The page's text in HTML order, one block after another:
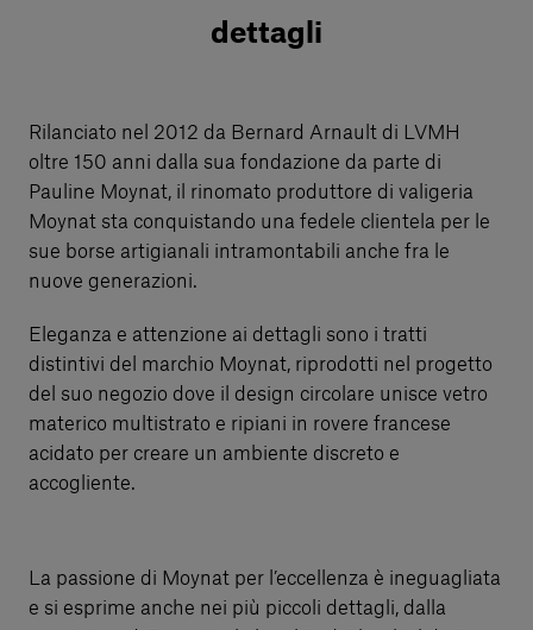
dettagli
Rilanciato nel 2012 da Bernard Arnault di LVMH
oltre 150 anni dalla sua fondazione da parte di
Pauline Moynat, il rinomato produttore di valigeria
Moynat sta conquistando una fedele clientela per le
sue borse artigianali intramontabili anche fra le
nuove generazioni.
Eleganza e attenzione ai dettagli sono i tratti
distintivi del marchio Moynat, riprodotti nel progetto
del suo negozio dove il design circolare unisce vetro
materico multistrato e ripiani in rovere francese
acidato per creare un ambiente discreto e
accogliente.
La passione di Moynat per l’eccellenza è ineguagliata
e si esprime anche nei più piccoli dettagli, dalla